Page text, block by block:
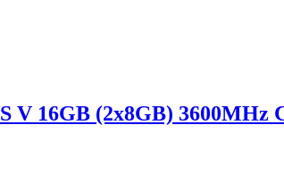
16GB (2x8GB) 3600MHz